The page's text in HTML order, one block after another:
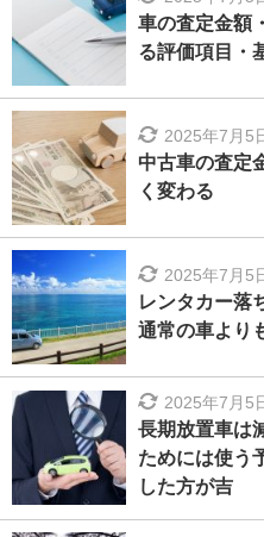
車の査定金額
る評価項目・
2025年7月5
中古車の査定
く変わる
2025年7月5
レンタカー落
通常の車より
2025年7月5
長期放置車は
ためには使う
した方が吉